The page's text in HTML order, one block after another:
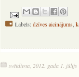
Labels:dzīves aicinājums
svētdiena, 2012. gada 1. jūlijs